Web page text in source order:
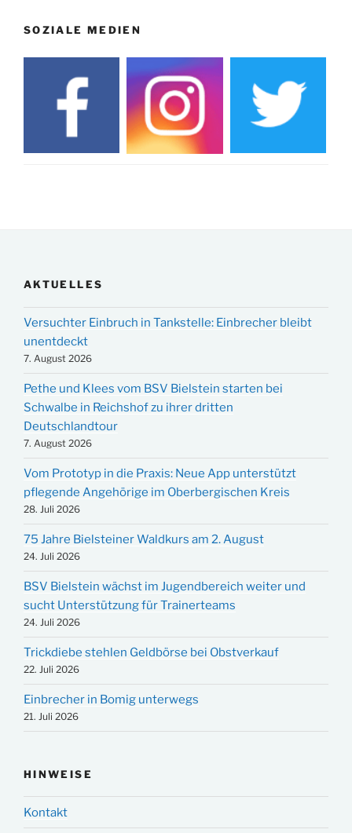
SOZIALE MEDIEN
AKTUELLES
Versuchter Einbruch in Tankstelle: Einbrecher bleibt
unentdeckt
7. August 2026
Pethe und Klees vom BSV Bielstein starten bei
Schwalbe in Reichshof zu ihrer dritten
Deutschlandtour
7. August 2026
Vom Prototyp in die Praxis: Neue App unterstützt
pflegende Angehörige im Oberbergischen Kreis
28. Juli 2026
75 Jahre Bielsteiner Waldkurs am 2. August
24. Juli 2026
BSV Bielstein wächst im Jugendbereich weiter und
sucht Unterstützung für Trainerteams
24. Juli 2026
Trickdiebe stehlen Geldbörse bei Obstverkauf
22. Juli 2026
Einbrecher in Bomig unterwegs
21. Juli 2026
HINWEISE
Kontakt